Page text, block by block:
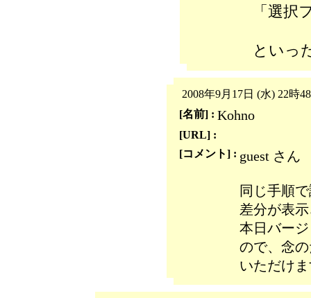
「選択
といっ
2008年9月17日 (水) 22時
[名前] : Kohno
[URL] :
[コメント] : guest さん
同じ手順
差分が表
本日バー
ので、念
いただけ